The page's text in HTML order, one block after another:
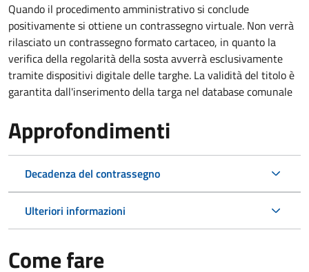
Quando il procedimento amministrativo si conclude
positivamente si ottiene un contrassegno virtuale. Non verrà
rilasciato un contrassegno formato cartaceo, in quanto la
verifica della regolarità della sosta avverrà esclusivamente
tramite dispositivi digitale delle targhe. La validità del titolo è
garantita dall'inserimento della targa nel database comunale
Approfondimenti
Decadenza del contrassegno
Ulteriori informazioni
Come fare